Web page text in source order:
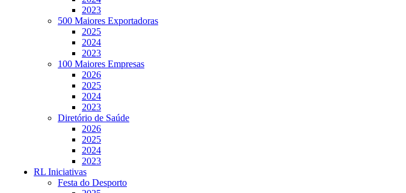
2023
500 Maiores Exportadoras
2025
2024
2023
100 Maiores Empresas
2026
2025
2024
2023
Diretório de Saúde
2026
2025
2024
2023
RL Iniciativas
Festa do Desporto